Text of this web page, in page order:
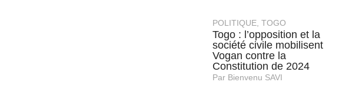
POLITIQUE TOGO
Togo : l’opposition et la
société civile mobilisent
Vogan contre la
Constitution de 2024
Par Bienvenu SAVI